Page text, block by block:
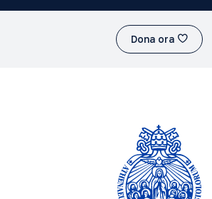
Dona ora